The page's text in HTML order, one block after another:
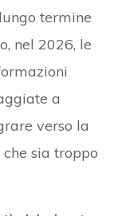
termine
nel 2026, le
a
verso la
sia troppo